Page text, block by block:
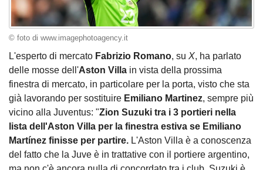
© foto di www.imagephotoagency.it
L'esperto di mercato Fabrizio Romano, su X, ha parlato
delle mosse dell'Aston Villa in vista della prossima
finestra di mercato, in particolare per la porta, visto che sta
già lavorando per sostituire Emiliano Martinez, sempre più
vicino alla Juventus: "Zion Suzuki tra i 3 portieri nella
lista dell'Aston Villa per la finestra estiva se Emiliano
Martínez finisse per partire. L'Aston Villa è a conoscenza
del fatto che la Juve è in trattative con il portiere argentino,